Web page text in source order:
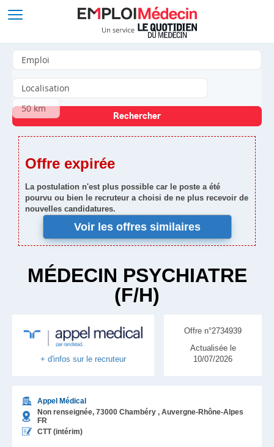
Offre expirée
La postulation n'est plus possible car le poste a été
pourvu ou bien le recruteur a choisi de ne plus recevoir de
nouvelles candidatures.
Voir les offres similaires
MÉDECIN PSYCHIATRE
(F/H)
+ d'infos sur le recruteur
Appel Médical
Non renseignée, 73000 Chambéry , Auvergne-Rhône-Alpes
FR
CTT (intérim)
Offre n°2734939
Actualisée le
10/07/2026